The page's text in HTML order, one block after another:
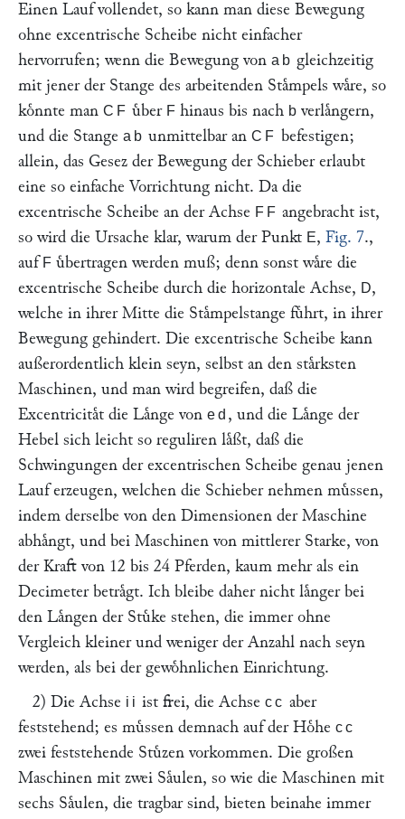
Einen Lauf vollendet, so kann man diese Bewegung
ohne excentrische Scheibe nicht einfacher
hervorrufen; wenn die Bewegung von ab gleichzeitig
mit jener der Stange des arbeitenden Staͤmpels waͤre, so
koͤnnte man CF uͤber F hinaus bis nach b verlaͤngern,
und die Stange ab unmittelbar anCF befestigen;
allein, das Gesez der Bewegung der Schieber erlaubt
eine so einfache Vorrichtung nicht. Da die
excentrische Scheibe an der Achse FF angebracht ist,
so wird die Ursache klar, warum der Punkt E, Fig. 7.,
auf F uͤbertragen werden muß; denn sonst waͤre die
excentrische Scheibe durch die horizontale Achse, D,
welche in ihrer Mitte die Staͤmpelstange fuͤhrt, in ihrer
Bewegung gehindert. Die excentrische Scheibe kann
außerordentlich klein seyn, selbst an den staͤrksten
Maschinen, und man wird begreifen, daß die
Excentricitaͤt die Laͤnge von ed , und die Laͤnge der
Hebel sich leicht so reguliren laͤßt, daß die
Schwingungen der excentrischen Scheibe genau jenen
Lauf erzeugen, welchen die Schieber nehmen muͤssen,
indem derselbe von den Dimensionen der Maschine
abhaͤngt, und bei Maschinen von mittlerer Starke, von
der Kraft von 12 bis 24 Pferden, kaum mehr als ein
Decimeter betraͤgt. Ich bleibe daher nicht laͤnger bei
den Laͤngen der Stuͤke stehen, die immer ohne
Vergleich kleiner und weniger der Anzahl nach seyn
werden, als bei der gewoͤhnlichen Einrichtung.
2) Die Achse ii ist frei, die Achsecc aber
feststehend; es muͤssen demnach auf der Hoͤhe cc
zwei feststehende Stuͤzen vorkommen. Die großen
Maschinen mit zwei Saͤulen, so wie die Maschinen mit
sechs Saͤulen, die tragbar sind, bieten beinahe immer